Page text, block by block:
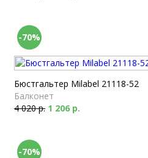
-70%
Бюстгальтер Milabel 21118-52
Балконет
4 020 р. 1 206 р.
-70%